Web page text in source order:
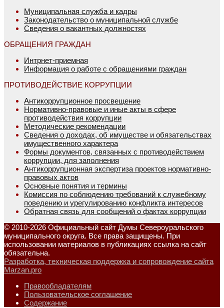
Муниципальная служба и кадры
Законодательство о муниципальной службе
Сведения о вакантных должностях
ОБРАЩЕНИЯ ГРАЖДАН
Интрнет-приемная
Информация о работе с обращениями граждан
ПРОТИВОДЕЙСТВИЕ КОРРУПЦИИ
Антикоррупционное просвещение
Нормативно-правовые и иные акты в сфере
противодействия коррупции
Методические рекомендации
Сведения о доходах, об имуществе и обязательствах
имущественного характера
Формы документов, связанных с противодействием
коррупции, для заполнения
Антикоррупционная экспертиза проектов нормативно-
правовых актов
Основные понятия и термины
Комиссия по соблюдению требований к служебному
поведению и урегулированию конфликта интересов
Обратная связь для сообщений о фактах коррупции
© 2010-2026 Официальный сайт Думы Североуральского
муниципального округа. Все права защищены. При
использовании материалов в публикациях ссылка на сайт
обязательна.
Разработка, техническая поддержка и сопровождение сайта
Marzan.pro
Правообладателям
Пользовательское соглашение
Содержание